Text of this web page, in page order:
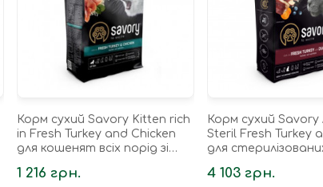
Корм сухий Savory Kitten rich
in Fresh Turkey and Chicken
для кошенят всіх порід зі
кг
1 216 грн.
Корм сухий
Steril Fresh Turkey
для
4 103 грн.